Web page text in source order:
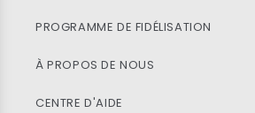
PROGRAMME DE FIDÉLISATION
À PROPOS DE NOUS
CENTRE D'AIDE